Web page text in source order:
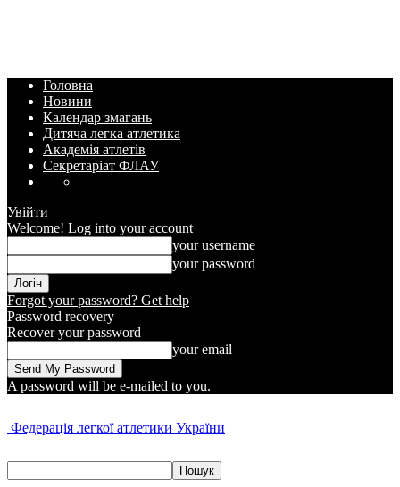
Головна
Новини
Календар змагань
Дитяча легка атлетика
Академія атлетів
Секретаріат ФЛАУ
Увійти
Welcome! Log into your account
your username
your password
Forgot your password? Get help
Password recovery
Recover your password
your email
A password will be e-mailed to you.
Федерація легкої атлетики України